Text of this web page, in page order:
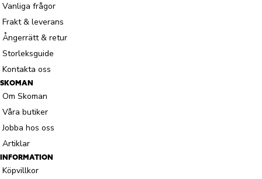
Vanliga frågor
Frakt & leverans
Ångerrätt & retur
Storleksguide
Kontakta oss
SKOMAN
Om Skoman
Våra butiker
Jobba hos oss
Artiklar
INFORMATION
Köpvillkor